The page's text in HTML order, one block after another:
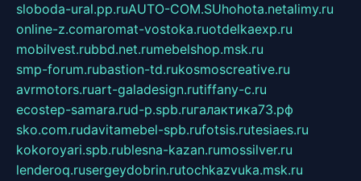
sloboda-ural.pp.ruAUTO-COM.SUhohota.netalimy.ru
online-z.comaromat-vostoka.ruotdelkaexp.ru
mobilvest.rubbd.net.rumebelshop.msk.ru
smp-forum.rubastion-td.rukosmoscreative.ru
avrmotors.ruart-galadesign.rutiffany-c.ru
ecostep-samara.rud-p.spb.ruгалактика73.рф
sko.com.rudavitamebel-spb.rufotsis.rutesiaes.ru
kokoroyari.spb.rublesna-kazan.rumossilver.ru
lenderoq.rusergeydobrin.rutochkazvuka.msk.ru